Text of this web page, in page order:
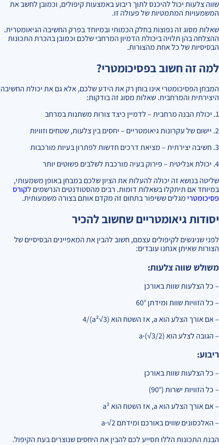
שווה צלעות יכול להיכנס לתוך ריבוע באמצעות קיפולים, וכמובן לחשב את
המשמעויות המתמטיות של פעולה זו.
שאלות מסוג זה נפוצות בחלק הכמותי ובמיוחד בפרק החשיבה הגיאומטרית.
ההצלחה בהן תלויה ביכולת הדמיון המרחבי שלכם וכמובן בהכרת התכונות
הבסיסיות של כל אחת מהצורות.
למה זה חשוב בפסיכומטרי?
המבחן הפסיכומטרי אינו בוחן רק את הידע שלכם, אלא גם את יכולת החשיבה
היצירתית והמרחבית. שאלות מסוג זה בודקות:
1. יכולת הבנה מרחבית – לדמיין כיצד צורות משתנות במרחב
2. יישום של עקרונות גיאומטריים – יחסים בין צלעות, שטחים וזוויות
3. חשיבה יצירתית – מציאת דרכים חדשות לפתרון בעיות מורכבות
4. יכולת אנליטית – פירוק בעיה מורכבת לשלבים פשוטים יותר
שליטה בנושא זה יכולה להעלות את הציון שלכם במבחן באופן משמעותי,
במיוחד אם תיתקלו בשאלות דומות. רבים מהסטודנטים הנרשמים לקורס
פסיכומטרי מגלים ששיפור בתחום זה מקדם אותם בצורה משמעותית.
יסודות גיאומטריים שחשוב להכיר
לפני שניגשים לקיפולים עצמם, חשוב להבין את המאפיינים הבסיסיים של
הצורות שאיתן אנחנו עובדים:
משולש שווה צלעות:
– כל הצלעות שוות באורכן
– כל הזוויות שוות ומידתן 60°
– אם אורך הצלע הוא a, אז השטח הוא (a²√3)/4
– הגובה לצלע הוא a·(√3/2)
ריבוע:
– כל הצלעות שוות באורכן
– כל הזוויות ישרות (90°)
– אם אורך הצלע הוא a, אז השטח הוא a²
– האלכסונים שווים באורכם ומידתם a·√2
הבנת התכונות הללו תסייע לכם להבין את היחסים שנוצרים בעת הקיפול.